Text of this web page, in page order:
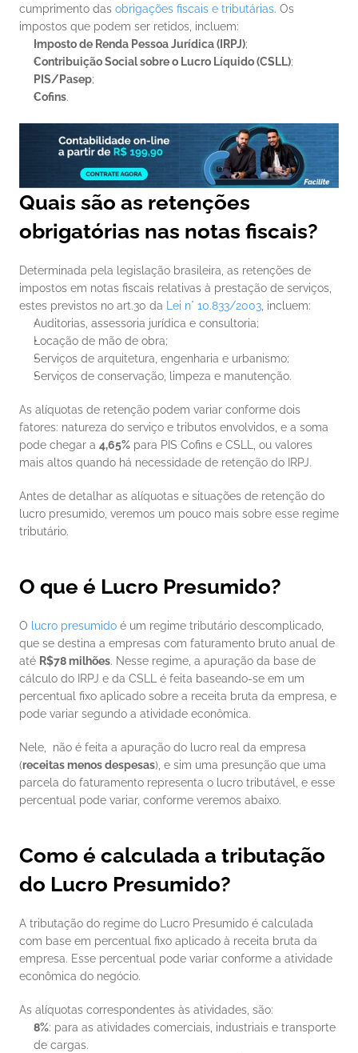
cumprimento das obrigações fiscais e tributárias. Os
impostos que podem ser retidos, incluem:
Imposto de Renda Pessoa Jurídica (IRPJ);
Contribuição Social sobre o Lucro Líquido (CSLL);
PIS/Pasep;
Cofins.
Quais são as retenções
obrigatórias nas notas fiscais?
Determinada pela legislação brasileira, as retenções de
impostos em notas fiscais relativas à prestação de serviços,
estes previstos no art.30 da Lei n° 10.833/2003, incluem:
Auditorias, assessoria jurídica e consultoria;
Locação de mão de obra;
Serviços de arquitetura, engenharia e urbanismo;
Serviços de conservação, limpeza e manutenção.
As alíquotas de retenção podem variar conforme dois
fatores: natureza do serviço e tributos envolvidos, e a soma
pode chegar a 4,65% para PIS Cofins e CSLL, ou valores
mais altos quando há necessidade de retenção do IRPJ.
Antes de detalhar as alíquotas e situações de retenção do
lucro presumido, veremos um pouco mais sobre esse regime
tributário.
O que é Lucro Presumido?
O lucro presumido é um regime tributário descomplicado,
que se destina a empresas com faturamento bruto anual de
até R$78 milhões. Nesse regime, a apuração da base de
cálculo do IRPJ e da CSLL é feita baseando-se em um
percentual fixo aplicado sobre a receita bruta da empresa, e
pode variar segundo a atividade econômica.
Nele,  não é feita a apuração do lucro real da empresa
(receitas menos despesas), e sim uma presunção que uma
parcela do faturamento representa o lucro tributável, e esse
percentual pode variar, conforme veremos abaixo.
Como é calculada a tributação
do Lucro Presumido?
A tributação do regime do Lucro Presumido é calculada
com base em percentual fixo aplicado à receita bruta da
empresa. Esse percentual pode variar conforme a atividade
econômica do negócio.
As alíquotas correspondentes às atividades, são:
8%: para as atividades comerciais, industriais e transporte
de cargas.